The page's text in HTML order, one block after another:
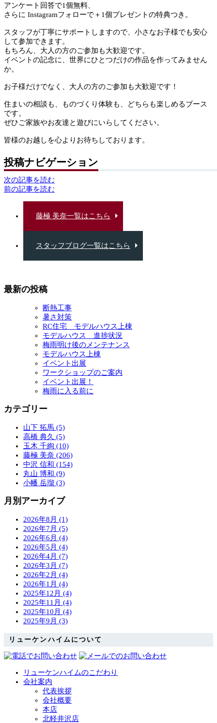
アンケート回答で1個無料、
さらに Instagramフォローで＋1個プレゼントの特典つき。
スタッフが丁寧にサポートしますので、小さなお子様でも安心
して参加できます。
もちろん、大人の方のご参加も大歓迎です。
イベントの記念に、世界にひとつだけの作品を作ってみません
か。
お子様だけでなく、大人の方のご参加も大歓迎です！
住まいの相談も、ものづくり体験も、どちらも楽しめるブース
です。
ぜひご家族やお友達と遊びにいらしてください。
皆様のお越しを心よりお待ちしております。
投稿ナビゲーション
次の記事を読む
前の記事を読む
藤極 美奈一覧はこちら
スタッフブログ一覧はこちら
最新の投稿
断熱工事
暑さ対策
RC住宅 モデルハウス上棟
モデルハウス 進捗状況
梅雨明け後のメンテナンス
モデルハウス上棟
イベント出展
ワークショップのご案内
イベント出展！
梅雨に入る前に
カテゴリー
山下 拓馬 (5)
高橋 典久 (5)
玉木 千絢 (10)
藤極 美奈 (206)
中沢 信和 (154)
丸山 博和 (9)
小幡 岳瑠 (3)
月別アーカイブ
2026年8月 (1)
2026年7月 (5)
2026年6月 (4)
2026年5月 (4)
2026年4月 (7)
2026年3月 (7)
2026年2月 (4)
2026年1月 (4)
2025年12月 (4)
2025年11月 (4)
2025年10月 (4)
2025年9月 (3)
リューケンハイムについて
リューケンハイムのこだわり
会社案内
代表挨拶
会社概要
本店
北軽井沢店